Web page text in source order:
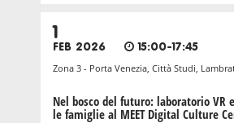
1
FEB 2026 15:00-17:45
Zona 3 - Porta Venezia, Città Studi,
Nel bosco del futuro: laboratorio VR
le famiglie al MEET Digital Culture